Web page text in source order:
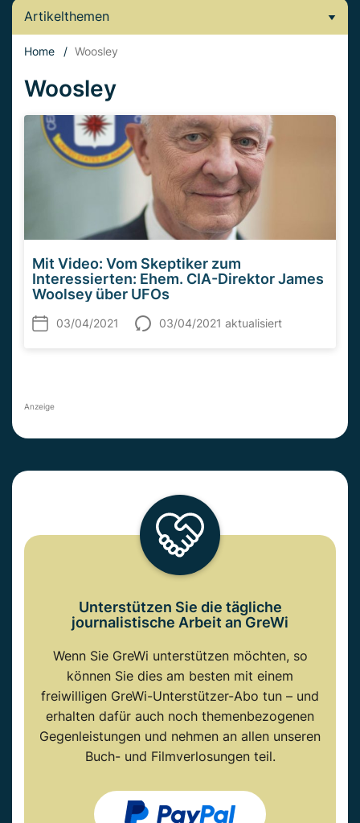
Artikelthemen
Home / Woosley
Woosley
Mit Video: Vom Skeptiker zum
Interessierten: Ehem. CIA-Direktor James
Woolsey über UFOs
03/04/2021 03/04/2021 aktualisiert
Anzeige
Unterstützen Sie die tägliche
journalistische Arbeit an GreWi
Wenn Sie GreWi unterstützen möchten, so
können Sie dies am besten mit einem
freiwilligen GreWi-Unterstützer-Abo tun – und
erhalten dafür auch noch themenbezogenen
Gegenleistungen und nehmen an allen unseren
Buch- und Filmverlosungen teil.